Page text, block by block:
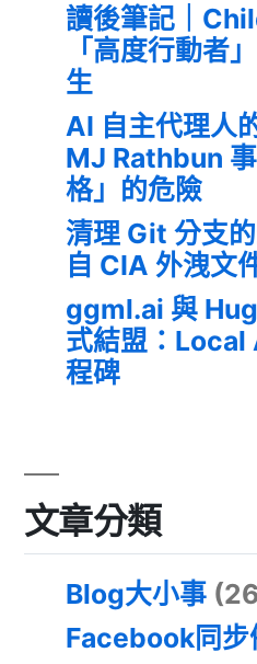
讀後筆記｜
「高度行動者
生
AI 自主代理人
MJ Rathbun
格」的危險
清理 Git 分支
自 CIA 外洩文
ggml.ai 與
式結盟：Local
程碑
文章分類
Blog大小事
Facebook同步